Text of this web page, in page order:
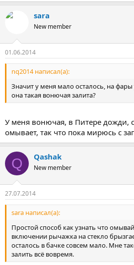
sara
New member
01.06.2014
nq2014 написал(а):
Значит у меня мало осталось, на фары
она такая вонючая залита?
У меня вонючая, в Питере дожди,
омывает, так что пока мирюсь с
Q Qashak
New member
27.07.2014
sara написал(а):
Простой способ как узнать что
включении рычажка на стекло
осталось в бачке совсем мало. Мне
залить всё вовремя.